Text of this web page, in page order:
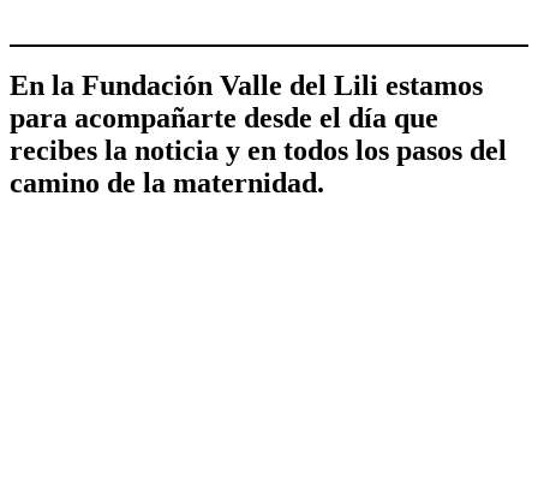
En la Fundación Valle del Lili estamos
para acompañarte desde el día que
recibes la noticia y en todos los pasos del
camino de la maternidad.